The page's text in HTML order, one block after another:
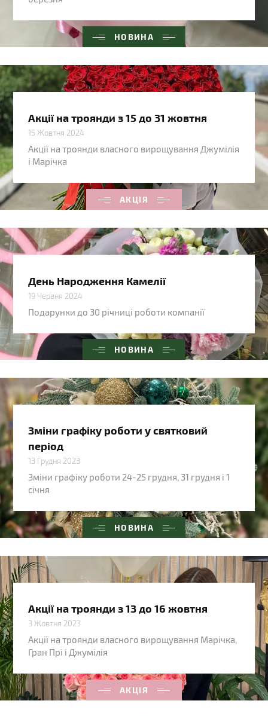
НОВИНА
АКЦІЯ
Акції на троянди з 15 до 31 жовтня
15 Жовтня 2024
Акції на троянди власного вирощування Джумілія
і Марічка
НОВИНА
День Народження Камелії
19 Червня 2024
Подарунки до 30 річниці роботи компанії
НОВИНА
Зміни графіку роботи у святковий
період
13 Грудня 2023
Зміни графіку роботи 24-25 грудня, 31 грудня і 1
січня
АКЦІЯ
Акції на троянди з 13 до 16 жовтня
3 Жовтня 2023
Акції на троянди власного вирощування Марічка,
Гран Прі і Джумілія